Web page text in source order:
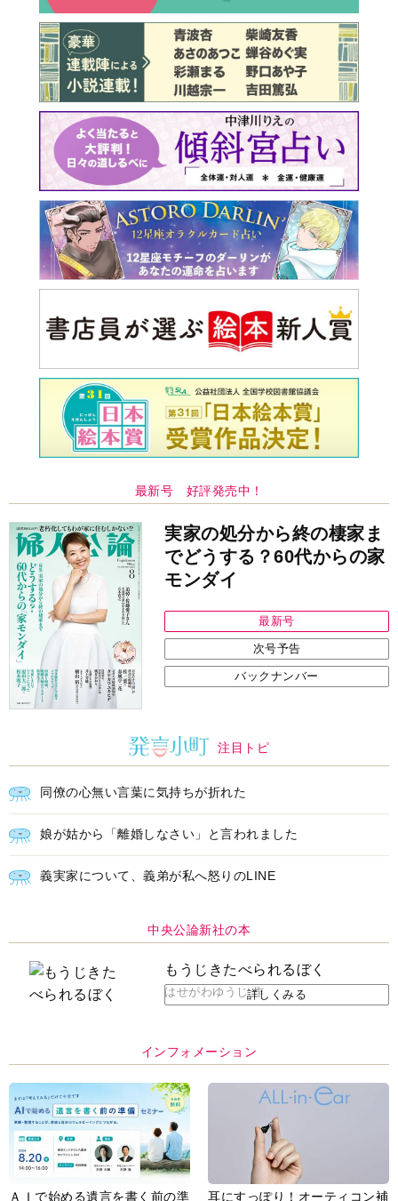
最新号 好評発売中！
実家の処分から終の棲家ま
でどうする？60代からの家
モンダイ
最新号
次号予告
バックナンバー
注目トピ
同僚の心無い言葉に気持ちが折れた
義実家について、義弟が私へ怒りのLINE
中央公論新社の本
もうじきたべられるぼく
はせがわゆうじ 作詳しくみる
ＡＩで始める遺言を書く前の準
備セミナー開催
耳にすっぽり！オーティコン補
聴器、新しいスタイルで All in
Ear の「オーティコン ジー
ープンイヤー型イヤホン
「kikippa イヤホン
いてのお詫びと訂正